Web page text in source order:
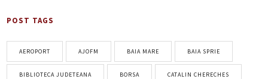
POST TAGS
AEROPORT AJOFM BAIA MARE BAIA SPRIE
BIBLIOTECA JUDETEANA BORSA CATALIN CHERECHES